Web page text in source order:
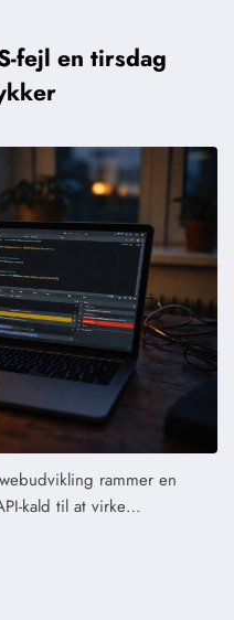
fejl en tirsdag
rammer en
kald til at virke…